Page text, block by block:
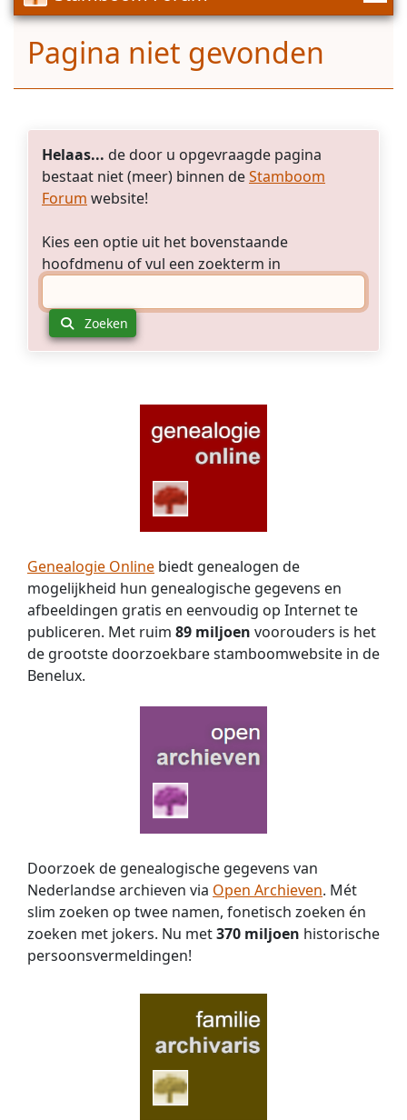
Pagina niet gevonden
Helaas... de door u opgevraagde pagina
bestaat niet (meer) binnen deStamboom
Forum website!
Kies een optie uit het bovenstaande
hoofdmenu of vul een zoekterm in
Zoeken
Genealogie Online biedt genealogen de
mogelijkheid hun genealogische gegevens en
afbeeldingen gratis en eenvoudig op Internet te
publiceren. Met ruim 89 miljoen voorouders is het
de grootste doorzoekbare stamboomwebsite in de
Benelux.
Doorzoek de genealogische gegevens van
Nederlandse archieven via Open Archieven. Mét
slim zoeken op twee namen, fonetisch zoeken én
zoeken met jokers. Nu met370 miljoen historische
persoons­vermeldingen!